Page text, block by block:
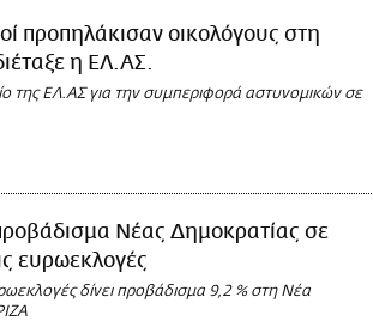
προπηλάκισαν οικολόγους στη
η ΕΛ.ΑΣ.
της ΕΛ.ΑΣ για την συμπεριφορά αστυνομικών σε
Νέας Δημοκρατίας σε
ευρωεκλογές
δίνει προβάδισμα 9,2 % στη Νέα